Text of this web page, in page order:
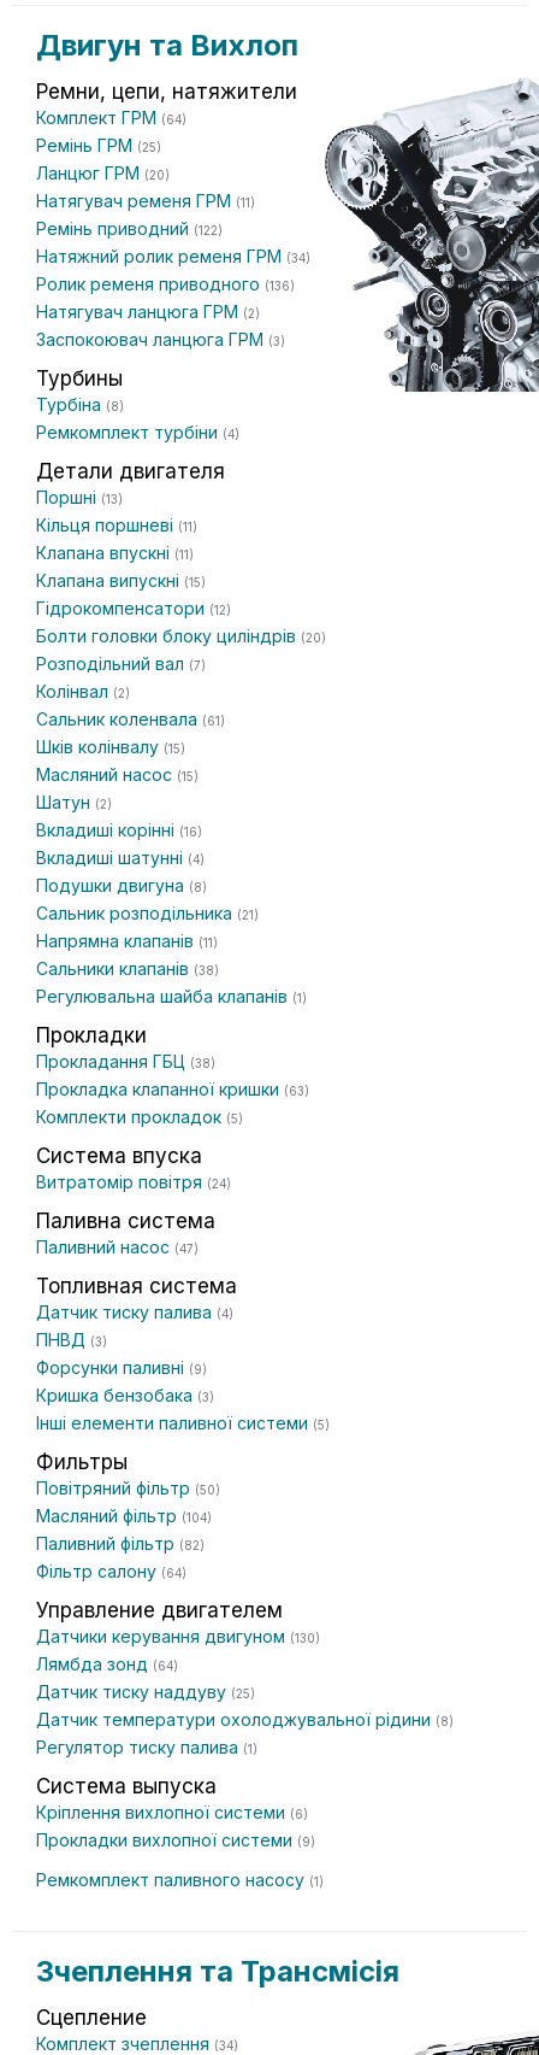
Двигун та Вихлоп
Ремни, цепи, натяжители
Комплект ГРМ (64)
Ремінь ГРМ (25)
Ланцюг ГРМ (20)
Натягувач ременя ГРМ (11)
Ремінь приводний (122)
Натяжний ролик ременя ГРМ (34)
Ролик ременя приводного (136)
Натягувач ланцюга ГРМ (2)
Заспокоювач ланцюга ГРМ (3)
Турбины
Турбіна (8)
Ремкомплект турбіни (4)
Детали двигателя
Поршні (13)
Кільця поршневі (11)
Клапана впускні (11)
Клапана випускні (15)
Гідрокомпенсатори (12)
Болти головки блоку циліндрів (20)
Розподільний вал (7)
Колінвал (2)
Сальник коленвала (61)
Шків колінвалу (15)
Масляний насос (15)
Шатун (2)
Вкладиші корінні (16)
Вкладиші шатунні (4)
Подушки двигуна (8)
Сальник розподільника (21)
Напрямна клапанів (11)
Сальники клапанів (38)
Регулювальна шайба клапанів (1)
Прокладки
Прокладання ГБЦ (38)
Прокладка клапанної кришки (63)
Комплекти прокладок (5)
Система впуска
Витратомір повітря (24)
Паливна система
Паливний насос (47)
Топливная система
Датчик тиску палива (4)
ПНВД (3)
Форсунки паливні (9)
Кришка бензобака (3)
Інші елементи паливної системи (5)
Фильтры
Повітряний фільтр (50)
Масляний фільтр (104)
Паливний фільтр (82)
Фільтр салону (64)
Управление двигателем
Датчики керування двигуном (130)
Лямбда зонд (64)
Датчик тиску наддуву (25)
Датчик температури охолоджувальної рідини (8)
Регулятор тиску палива (1)
Система выпуска
Кріплення вихлопної системи (6)
Прокладки вихлопної системи (9)
Ремкомплект паливного насосу (1)
Зчеплення та Трансмісія
Сцепление
Комплект зчеплення (34)